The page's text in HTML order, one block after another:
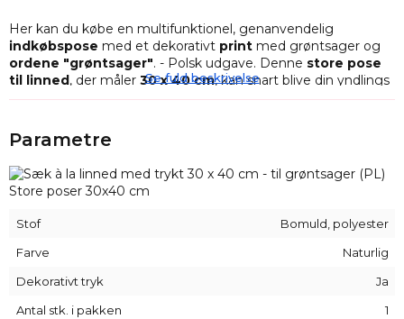
Her kan du købe en multifunktionel, genanvendelig
indkøbspose med et dekorativt print med grøntsager og
ordene "grøntsager". - Polsk udgave. Denne store pose
til linned, der måler 30 x 40 cm, kan snart blive din yndlings
ledsager til dine indkøbuden affald!
økologiske indkøbspose
din nye pose et smart touch og vil helt sikkert gøre dine
daglige ture til butikken og markedet sjovere. Du kan også
Den holdbare, genanvendelige pose, der tilbydes her, er
fremstillet af
1 stk.à la
med en dobbelt bomuldssnor
med en dekorativ vævning,
som gør det muligt at lukke og åbne posen komfortabelt.
Se fuld beskrivelse
Parametre
Stof
Bomuld, polyester
Farve
Naturlig
Dekorativt tryk
Ja
Antal stk. i pakken
1